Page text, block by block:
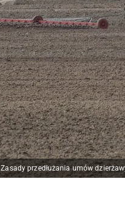
Zasady przedłużania umów